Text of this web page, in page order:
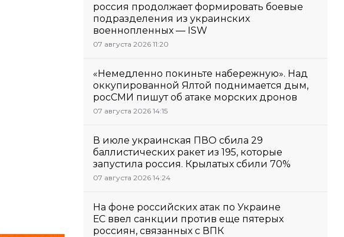
россия продолжает формировать боевые
подразделения из украинских
военнопленных — ISW
07 августа 2026 11:20
«Немедленно покиньте набережную». Над
оккупированной Ялтой поднимается дым,
росСМИ пишут об атаке морских дронов
07 августа 2026 14:15
В июле украинская ПВО сбила 29
баллистических ракет из 195, которые
запустила россия. Крылатых сбили 70%
07 августа 2026 14:24
На фоне российских атак по Украине
ЕС ввел санкции против еще пятерых
россиян, связанных с ВПК